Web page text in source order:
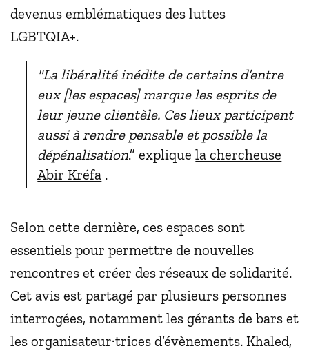
devenus emblématiques des luttes
LGBTQIA+.
"La libéralité inédite de certains d’entre
eux [les espaces] marque les esprits de
leur jeune clientèle. Ces lieux participent
aussi à rendre pensable et possible la
dépénalisation.” expliquela chercheuse
Abir Kréfa .
Selon cette dernière, ces espaces sont
essentiels pour permettre de nouvelles
rencontres et créer des réseaux de solidarité.
Cet avis est partagé par plusieurs personnes
interrogées, notamment les gérants de bars et
les organisateur·trices d’évènements. Khaled,